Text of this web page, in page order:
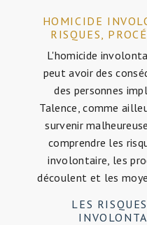
HOMICIDE
RISQUES,
L'homicide
peut avoir des
des personnes
Talence, comme
survenir
comprendre les
involontaire, les
découlent et les
LES